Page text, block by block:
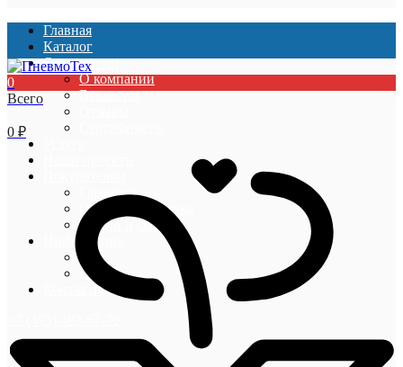
Главная
Каталог
О компании
О компании
Вакансии
Гарантии
Оплата и доставка
Акции и скидки
Информация
Блог
Новости
Контакты
0
Всего
0 ₽